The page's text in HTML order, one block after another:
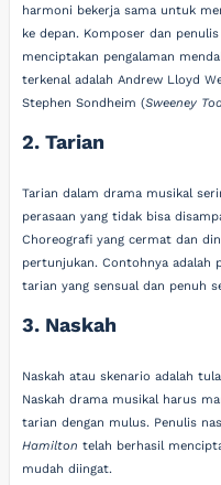
harmoni bekerja sama untuk
ke depan. Komposer dan
menciptakan pengalaman
terkenal adalah Andrew Lloyd
Stephen Sondheim (Sweeney
2. Tarian
Tarian dalam drama musikal
perasaan yang tidak bisa
Choreografi yang cermat dan
pertunjukan. Contohnya adalah
tarian yang sensual dan penuh
3. Naskah
Naskah atau skenario adalah
Naskah drama musikal harus
tarian dengan mulus. Penulis
Hamilton telah berhasil
mudah diingat.